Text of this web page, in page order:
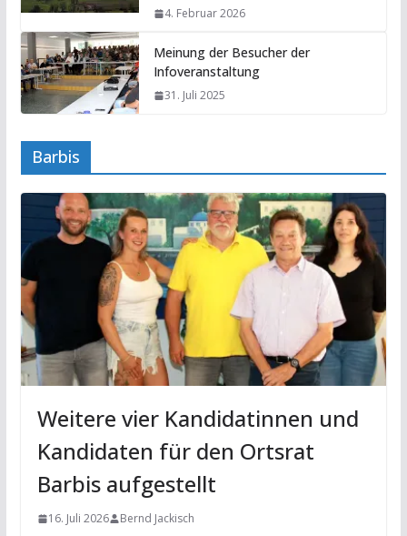
4. Februar 2026
Meinung der Besucher der
Infoveranstaltung
31. Juli 2025
Barbis
Weitere vier Kandidatinnen und
Kandidaten für den Ortsrat
Barbis aufgestellt
16. Juli 2026 Bernd Jackisch